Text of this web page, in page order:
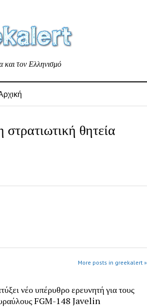
και τον Ελληνισμό
θητεία
More posts in greekalert »
νέο υπέρυθρο ερευνητή για τους
FGM-148 Javelin